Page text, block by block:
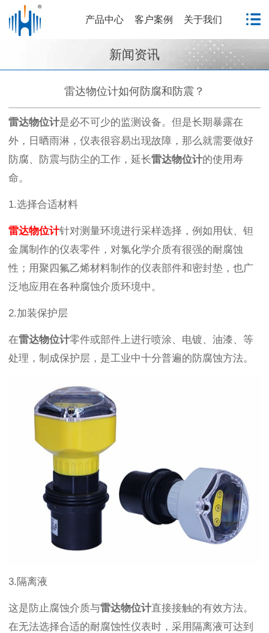
产品中心 客户案例 关于我们
新闻资讯
雷达物位计如何防腐和防震？
雷达物位计是必不可少的监测设备。但是长期暴露在
外，日晒雨淋，仪表很容易出现故障，那么就需要做好
防腐、防震与防尘的工作，延长雷达物位计的使用寿
命。
1.选择合适材料
雷达物位计针对测量环境进行采样选择，例如用钛、钽
金属制作的仪表零件，对氯化学介质有很强的耐腐蚀
性；用聚四氟乙烯材料制作的仪表部件和密封垫，也广
泛地应用在各种腐蚀介质环境中。
2.加装保护层
在雷达物位计零件或部件上进行喷涂、电镀、油漆、等
处理，制成保护层，是工业中十分普遍的防腐蚀方法。
3.隔离液
这是防止腐蚀介质与雷达物位计直接接触的有效方法。
在无法选择合适的耐腐蚀性仪表时，采用隔离液可达到